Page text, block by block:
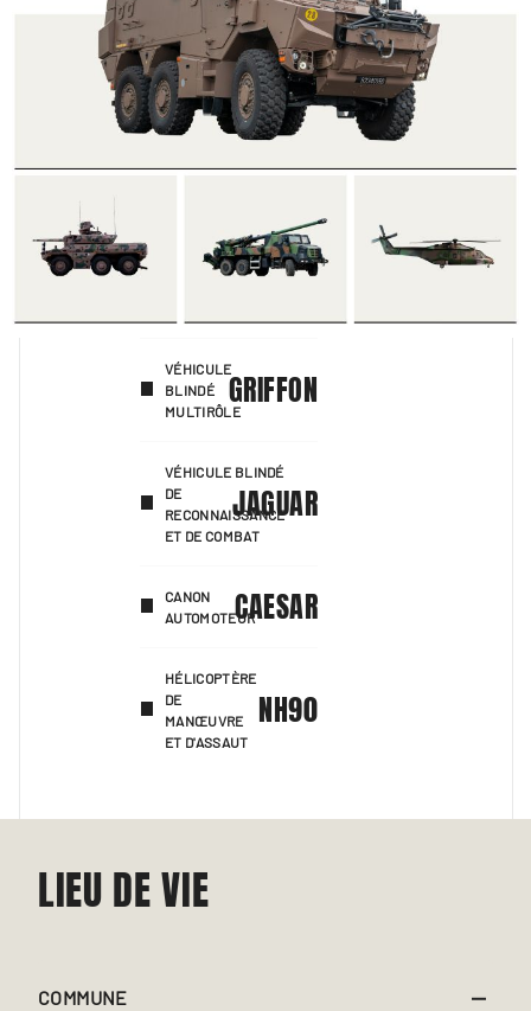
VÉHICULE
BLINDÉ
MULTIRÔLEGRIFFON
VÉHICULE BLINDÉ
DE
RECONNAISSANCE
ET DE COMBAT
JAGUAR
CANON
AUTOMOTEURCAESAR
HÉLICOPTÈRE
DE
MANŒUVRE
ET D'ASSAUT
NH90
LIEU DE VIE
COMMUNE